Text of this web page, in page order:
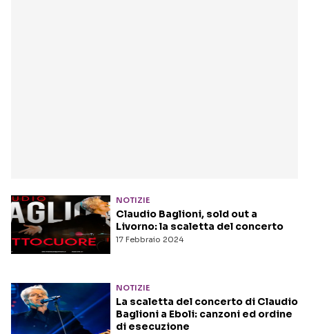
NOTIZIE
17 Febbraio 2024
Claudio Baglioni, sold out a
Livorno: la scaletta del concerto
NOTIZIE
La scaletta del concerto di Claudio
Baglioni a Eboli: canzoni ed ordine
di esecuzione